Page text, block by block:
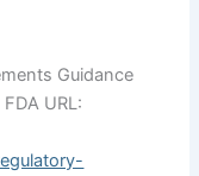
Guidance
URL: